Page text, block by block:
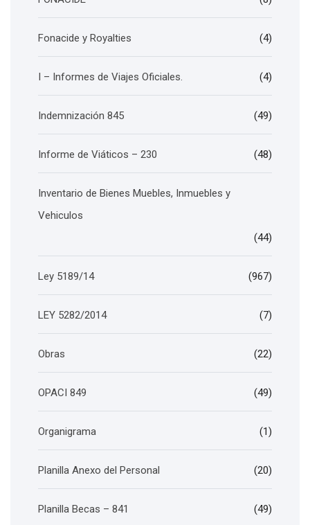
Fonacide y Royalties (4)
I – Informes de Viajes Oficiales. (4)
Indemnización 845 (49)
Informe de Viáticos – 230 (48)
Inventario de Bienes Muebles, Inmuebles y
Vehiculos
(44)
Ley 5189/14 (967)
LEY 5282/2014 (7)
Obras (22)
OPACI 849 (49)
Organigrama (1)
Planilla Anexo del Personal (20)
Planilla Becas – 841 (49)